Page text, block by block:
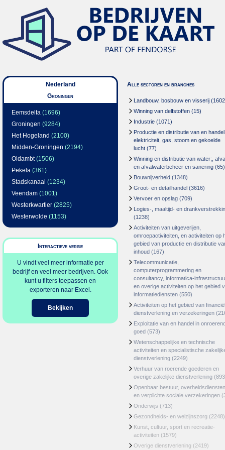
Nederland
Groningen
Eemsdelta (1696)
Groningen (9284)
Het Hogeland (2100)
Midden-Groningen (2194)
Oldambt(1506)
Pekela (361)
Stadskanaal (1234)
Veendam (1001)
Westerkwartier (2825)
Westerwolde (1153)
Interactieve versie
U vindt veel meer informatie per
bedrijf en veel meer bedrijven. Ook
kunt u filters toepassen en
exporteren naar Excel.
Bekijken
Alle sectoren en branches
Landbouw, bosbouw en visserij
Winning van delfstoffen (15)
Industrie (1071)
Productie en distributie van en
elektriciteit, gas, stoom en gekoelde
lucht (77)
Winning en distributie van water;,
en afvalwaterbeheer en sanering (65)
Bouwnijverheid (1348)
Groot- en detailhandel (3616)
Vervoer en opslag (709)
Logies-, maaltijd- en
(1238)
Activiteiten van uitgeverijen,
omroepactiviteiten, en activiteiten op
gebied van productie en distributie
inhoud (167)
Telecommunicatie,
computerprogrammering en
consultancy, informatica-
en overige activiteiten op het gebied
informatiediensten (550)
Activiteiten op het gebied van
dienstverlening en verzekeringen
Exploitatie van en handel in
goed (573)
Wetenschappelijke en technische
activiteiten en specialistische
dienstverlening (2249)
Verhuur van roerende goederen en
overige zakelijke dienstverlening
Openbaar bestuur, overheidsdiensten
en verplichte sociale verzekeringen
Onderwijs (713)
Gezondheids- en welzijnszorg (2248)
Kunst, cultuur, sport en recreatie-
activiteiten (1579)
Overige dienstverlening (2419)